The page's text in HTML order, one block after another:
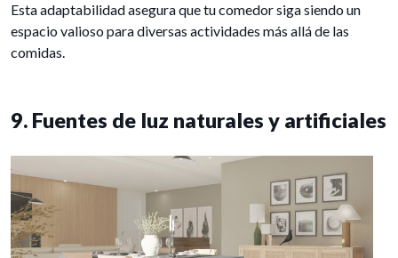
Esta adaptabilidad asegura que tu comedor siga siendo un
espacio valioso para diversas actividades más allá de las
comidas.
9. Fuentes de luz naturales y artificiales